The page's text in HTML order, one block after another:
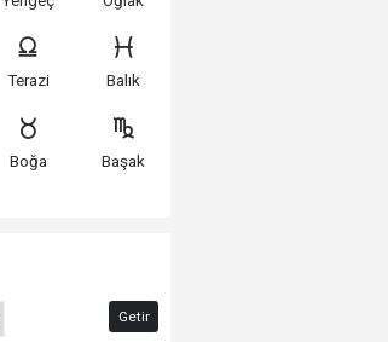
Terazi Balık
Boğa Başak
Getir